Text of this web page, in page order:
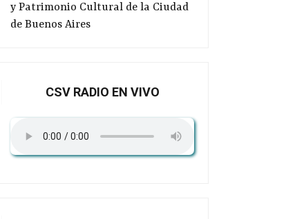
y Patrimonio Cultural de la Ciudad
de Buenos Aires
CSV RADIO EN VIVO